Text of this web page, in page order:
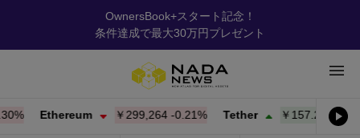
OwnersBook+スタート記念！
条件達成で最大30万円プレゼント
Ethereum ￥299,264-0.21% Tether ￥157.28+ 0.01%